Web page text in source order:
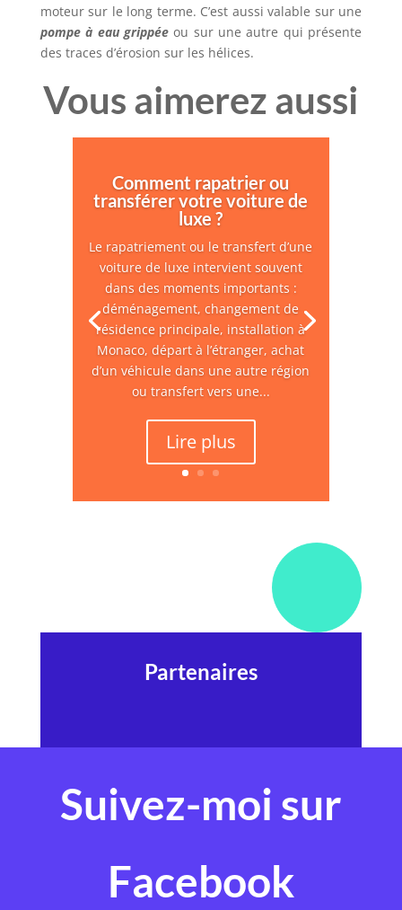
moteur sur le long terme. C’est aussi valable sur une
pompe à eau grippéeou sur une autre qui présente
des traces d’érosion sur les hélices.
Vous aimerez aussi
Comment rapatrier ou
transférer votre voiture de
luxe ?
Le rapatriement ou le transfert d’une
voiture de luxe intervient souvent
dans des moments importants :
déménagement, changement de
résidence principale, installation à
Monaco, départ à l’étranger, achat
d’un véhicule dans une autre région
ou transfert vers une...
Lire plus
Partenaires
Suivez-moi sur
Facebook